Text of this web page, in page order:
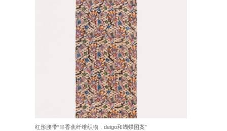
红形腰带“串香蕉纤维织物，deigo和蝴蝶图案”